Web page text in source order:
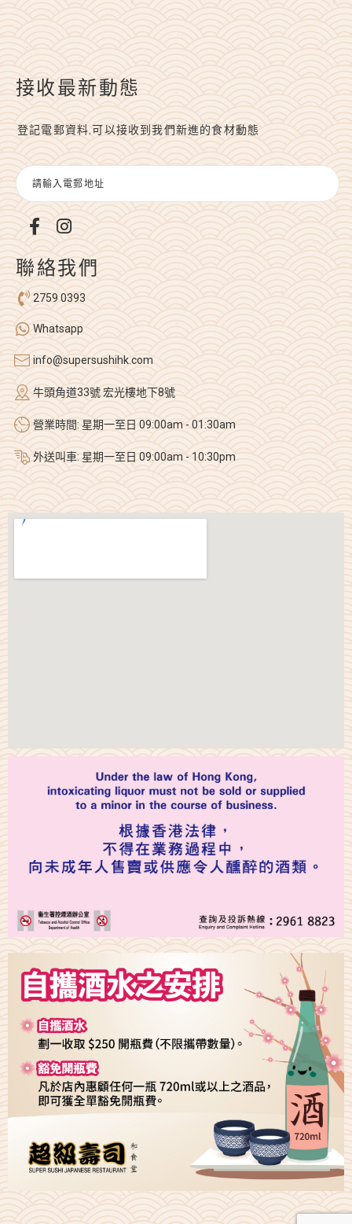
接收最新動態
登記電郵資料,可以接收到我們新進的食材動態
聯絡我們
2759 0393
Whatsapp
info@supersushihk.com
牛頭角道33號 宏光樓地下8號
營業時間: 星期一至日 09:00am - 01:30am
外送叫車: 星期一至日 09:00am - 10:30pm